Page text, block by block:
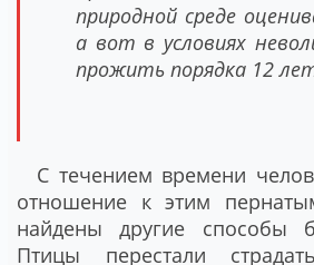
природной среде
а вот в условиях
прожить порядка 12
С течением времени
отношение к этим
найдены другие способы
Птицы перестали